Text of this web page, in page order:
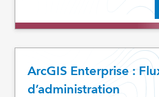
ArcGIS Enterprise :
d’administration